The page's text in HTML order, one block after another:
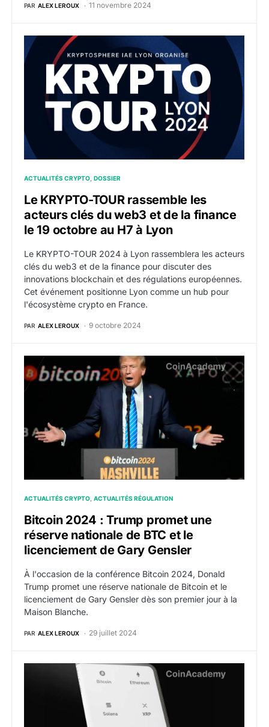
PAR ALEX LEROUX 11 novembre 2024
Le KRYPTO-TOUR rassemble les acteurs clés du
ACTUALITÉS CRYPTO DOSSIER
Le KRYPTO-TOUR rassemble les
acteurs clés du web3 et de la finance
le 19 octobre au H7 à Lyon
Le KRYPTO-TOUR 2024 à Lyon rassemblera les acteurs
clés du web3 et de la finance pour discuter des
innovations blockchain et des régulations européennes.
Cet événement positionne Lyon comme un hub pour
l'écosystème crypto en France.
PAR ALEX LEROUX 9 octobre 2024
Bitcoin 2024 : Trump promet une réserve nationale
ACTUALITÉS CRYPTO ACTUALITÉS RÉGULATION
Bitcoin 2024 : Trump promet une
réserve nationale de BTC et le
licenciement de Gary Gensler
À l'occasion de la conférence Bitcoin 2024, Donald
Trump promet une réserve nationale de Bitcoin et le
licenciement de Gary Gensler dès son premier jour à la
Maison Blanche.
PAR ALEX LEROUX 29 juillet 2024
Ledger dévoile un nouvel hardware wallet à écran